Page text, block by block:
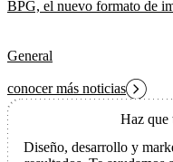
BPG, el nuevo formato de
General
conocer más noticias
Haz que
Diseño, desarrollo y